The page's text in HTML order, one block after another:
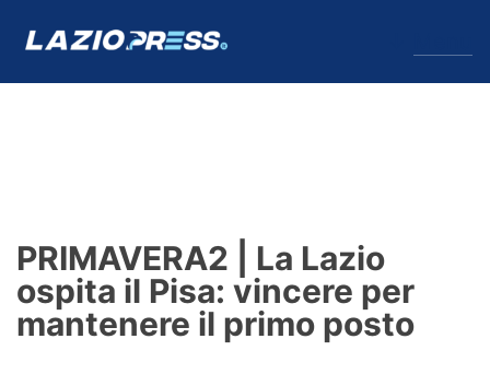
Formello
Infortuni
PRIMAVERA2 | La Lazio
ospita il Pisa: vincere per
mantenere il primo posto